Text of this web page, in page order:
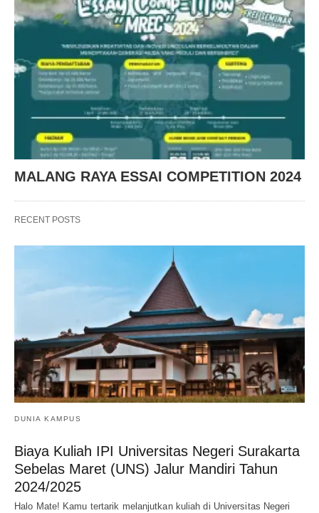
MALANG RAYA ESSAI COMPETITION 2024
RECENT POSTS
DUNIA KAMPUS
Biaya Kuliah IPI Universitas Negeri Surakarta
Sebelas Maret (UNS) Jalur Mandiri Tahun
2024/2025
Halo Mate! Kamu tertarik melanjutkan kuliah di Universitas Negeri